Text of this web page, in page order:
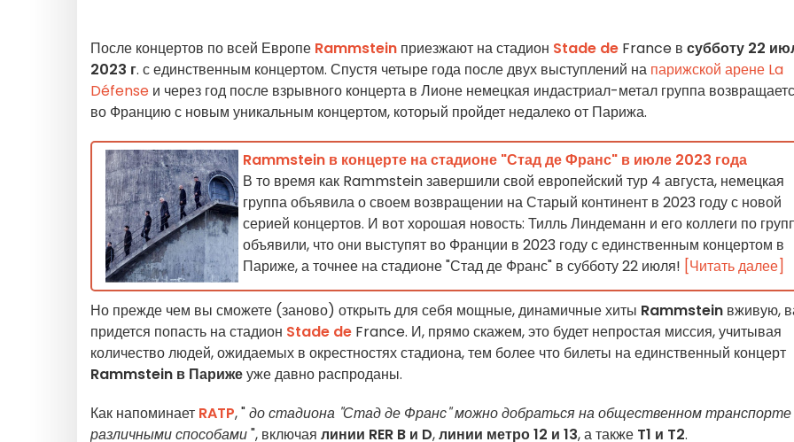
После концертов по всей Европе Rammstein приезжают на стадион Stade de France в субботу 22
2023 г. с единственным концертом. Спустя четыре года после двух выступлений на парижской арене La
Défense и через год после взрывного концерта в Лионе немецкая индастриал-метал группа
во Францию с новым уникальным концертом, который пройдет недалеко от Парижа.
Rammstein в концерте на стадионе "Стад де Франс" в июле 2023 года
В то время как Rammstein завершили свой европейский тур 4 августа, немецкая
группа объявила о своем возвращении на Старый континент в 2023 году с новой
серией концертов. И вот хорошая новость: Тилль Линдеманн и его коллеги по
объявили, что они выступят во Франции в 2023 году с единственным концертом в
Париже, а точнее на стадионе "Стад де Франс" в субботу 22 июля! [Читать далее]
Но прежде чем вы сможете (заново) открыть для себя мощные, динамичные хиты Rammstein вживую,
придется попасть на стадион Stade de France. И, прямо скажем, это будет непростая миссия, учитывая
количество людей, ожидаемых в окрестностях стадиона, тем более что билеты на единственный концерт
Rammstein в Парижеуже давно распроданы.
Как напоминает RATP, "до стадиона "Стад де Франс" можно добраться на общественном транспорте
различными способами", включая линии RER B и D,линии метро 12 и 13, а также T1 и T2.